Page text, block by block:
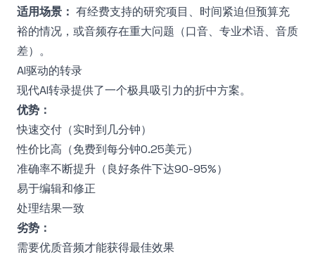
适用场景： 有经费支持的研究项目、时间紧迫但预算充
裕的情况，或音频存在重大问题（口音、专业术语、音质
差）。
AI驱动的转录
现代AI转录提供了一个极具吸引力的折中方案。
优势：
快速交付（实时到几分钟）
性价比高（免费到每分钟0.25美元）
准确率不断提升（良好条件下达90-95%）
易于编辑和修正
处理结果一致
劣势：
需要优质音频才能获得最佳效果